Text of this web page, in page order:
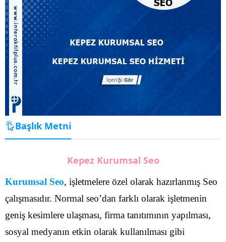
Başlık Metni
Kepez Kurumsal Seo
Kurumsal Seo, işletmelere özel olarak hazırlanmış Seo
çalışmasıdır. Normal seo’dan farklı olarak işletmenin
geniş kesimlere ulaşması, firma tanıtımının yapılması,
sosyal medyanın etkin olarak kullanılması gibi